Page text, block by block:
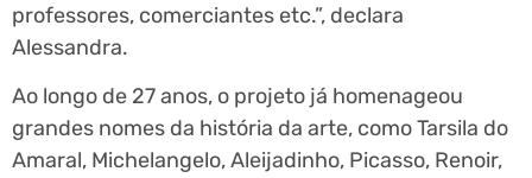
professores, comerciantes etc.”, declara
Alessandra.
Ao longo de 27 anos, o projeto já homenageou
grandes nomes da história da arte, como Tarsila do
Amaral, Michelangelo, Aleijadinho, Picasso, Renoir,